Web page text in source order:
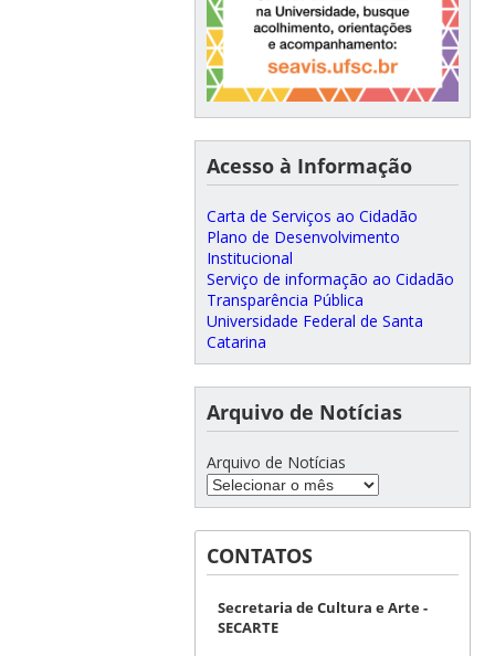
Acesso à Informação
Carta de Serviços ao Cidadão
Plano de Desenvolvimento
Institucional
Serviço de informação ao Cidadão
Transparência Pública
Universidade Federal de Santa
Catarina
Arquivo de Notícias
Arquivo de Notícias
CONTATOS
Secretaria de Cultura e Arte -
SECARTE